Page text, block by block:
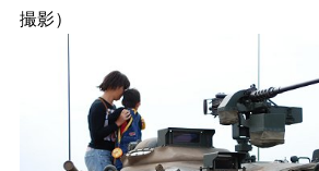
撮影）